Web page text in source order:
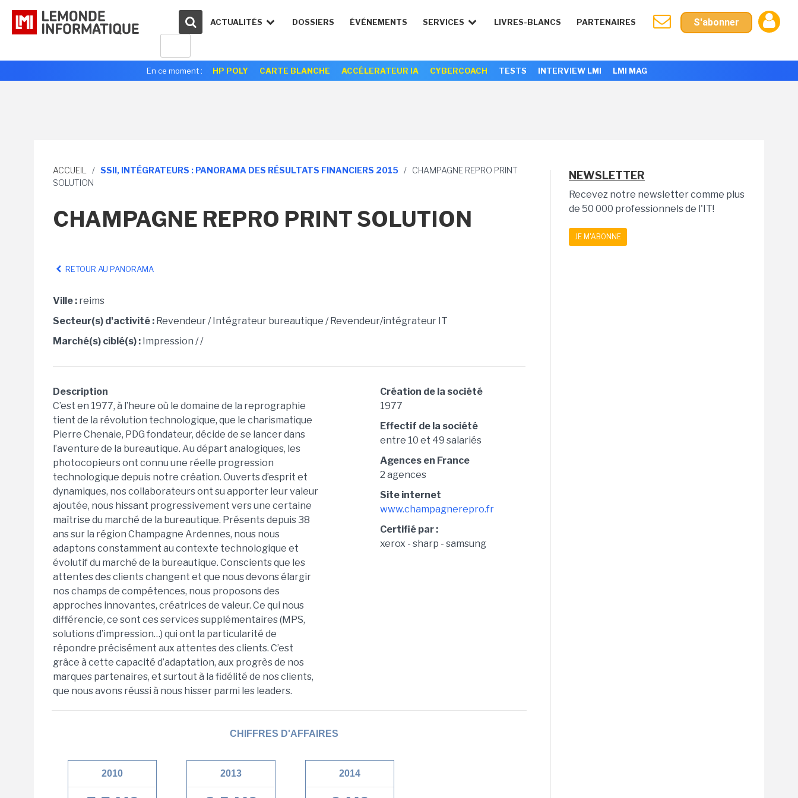
ACTUALITÉS DOSSIERS ÉVÉNEMENTS SERVICES LIVRES-BLANCS PARTENAIRES S'abonner
En ce moment : HP POLY CARTE BLANCHE ACCÉLERATEUR IA CYBERCOACH TESTS INTERVIEW LMI LMI MAG
ACCUEIL / SSII, INTÉGRATEURS : PANORAMA DES RÉSULTATS FINANCIERS 2015 / CHAMPAGNE REPRO PRINT
SOLUTION
CHAMPAGNE REPRO PRINT SOLUTION
RETOUR AU PANORAMA
Ville : reims
Secteur(s) d'activité : Revendeur / Intégrateur bureautique / Revendeur/intégrateur IT
Marché(s) ciblé(s) : Impression / /
Description
C’est en 1977, à l’heure où le domaine de la reprographie
tient de la révolution technologique, que le charismatique
Pierre Chenaie, PDG fondateur, décide de se lancer dans
l’aventure de la bureautique. Au départ analogiques, les
photocopieurs ont connu une réelle progression
technologique depuis notre création. Ouverts d’esprit et
dynamiques, nos collaborateurs ont su apporter leur valeur
ajoutée, nous hissant progressivement vers une certaine
maîtrise du marché de la bureautique. Présents depuis 38
ans sur la région Champagne Ardennes, nous nous
adaptons constamment au contexte technologique et
évolutif du marché de la bureautique. Conscients que les
attentes des clients changent et que nous devons élargir
nos champs de compétences, nous proposons des
approches innovantes, créatrices de valeur. Ce qui nous
différencie, ce sont ces services supplémentaires (MPS,
solutions d’impression…) qui ont la particularité de
répondre précisément aux attentes des clients. C’est
grâce à cette capacité d’adaptation, aux progrès de nos
marques partenaires, et surtout à la fidélité de nos clients,
que nous avons réussi à nous hisser parmi les leaders.
Création de la société
1977
Effectif de la société
entre 10 et 49 salariés
Agences en France
2 agences
Site internet
www.champagnerepro.fr
Certifié par :
xerox - sharp - samsung
CHIFFRES D'AFFAIRES
2010 2013 2014
NEWSLETTER
Recevez notre newsletter comme plus
de 50 000 professionnels de l'IT!
JE M'ABONNE